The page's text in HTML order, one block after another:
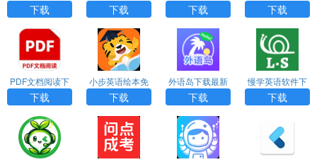
最新版
下载
365手机版下载
下载
下载安装免费
下载
载最新版
下载
PDF文档阅读下
载软件免费
下载
小步英语绘本免
费版下载
下载
外语岛下载最新
版
下载
慢学英语软件下
载免费
下载